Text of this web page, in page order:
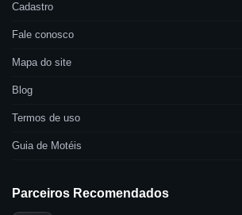
Cadastro
Fale conosco
Mapa do site
Blog
Termos de uso
Guia de Motéis
Parceiros Recomendados